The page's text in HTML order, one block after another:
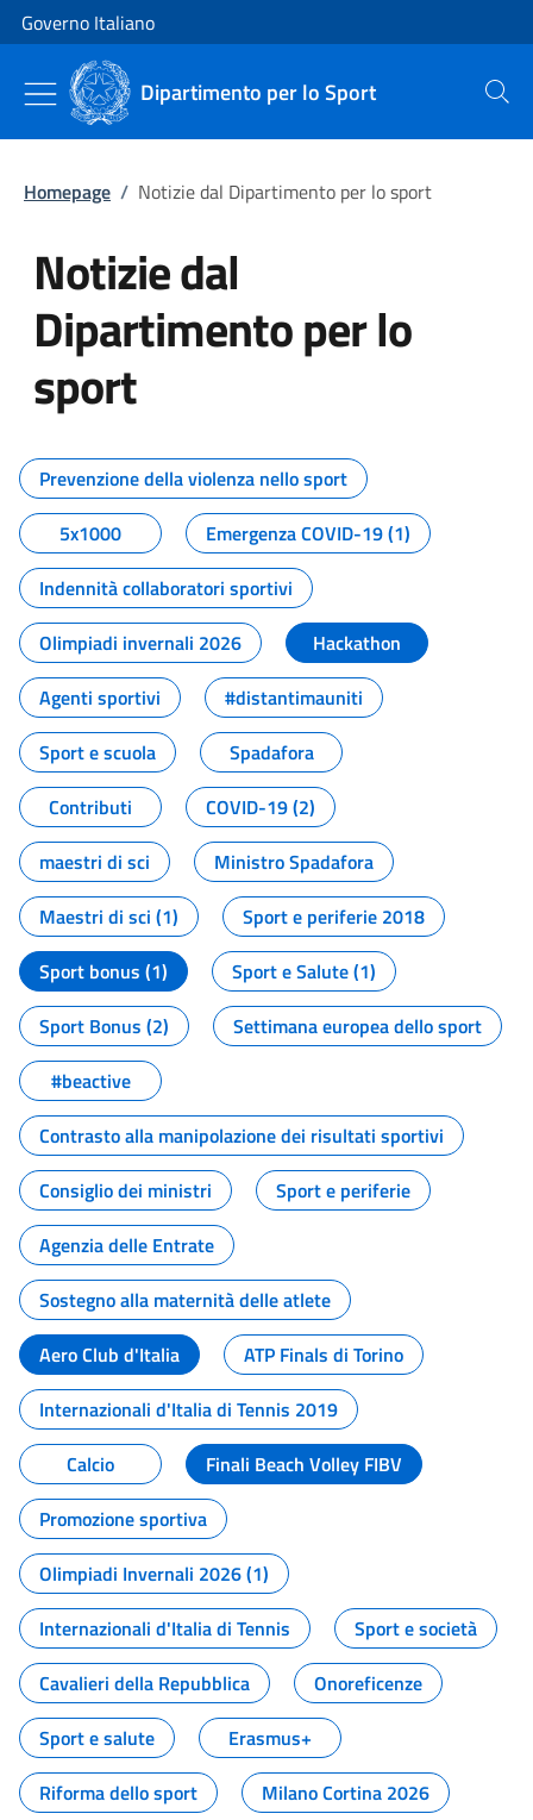
Vai al contenuto
Vai alla navigazione del sito
Governo Italiano
Dipartimento per lo Sport Cerca
Homepage / Notizie dal Dipartimento per lo sport
Notizie dal
Dipartimento per lo
sport
Tutti i contenuti della pagina
Prevenzione della violenza nello sport
5x1000
Emergenza COVID-19 (1)
Indennità collaboratori sportivi
Olimpiadi invernali 2026
Hackathon
Agenti sportivi
#distantimauniti
Sport e scuola
Spadafora
Contributi
COVID-19 (2)
maestri di sci
Ministro Spadafora
Maestri di sci (1)
Sport e periferie 2018
Sport bonus (1)
Sport e Salute (1)
Sport Bonus (2)
Settimana europea dello sport
#beactive
Contrasto alla manipolazione dei risultati sportivi
Consiglio dei ministri
Sport e periferie
Agenzia delle Entrate
Sostegno alla maternità delle atlete
Aero Club d'Italia
ATP Finals di Torino
Internazionali d'Italia di Tennis 2019
Calcio
Finali Beach Volley FIBV
Promozione sportiva
Olimpiadi Invernali 2026 (1)
Internazionali d'Italia di Tennis
Sport e società
Cavalieri della Repubblica
Onoreficenze
Sport e salute
Erasmus+
Riforma dello sport
Milano Cortina 2026